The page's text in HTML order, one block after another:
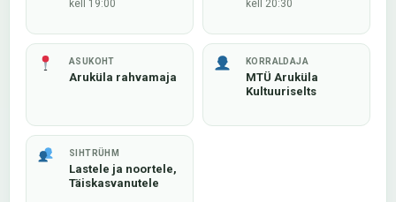
kell 19:00 kell 20:30
ASUKOHT
Aruküla rahvamaja
KORRALDAJA
MTÜ Aruküla
Kultuuriselts
SIHTRÜHM
Lastele ja noortele,
Täiskasvanutele